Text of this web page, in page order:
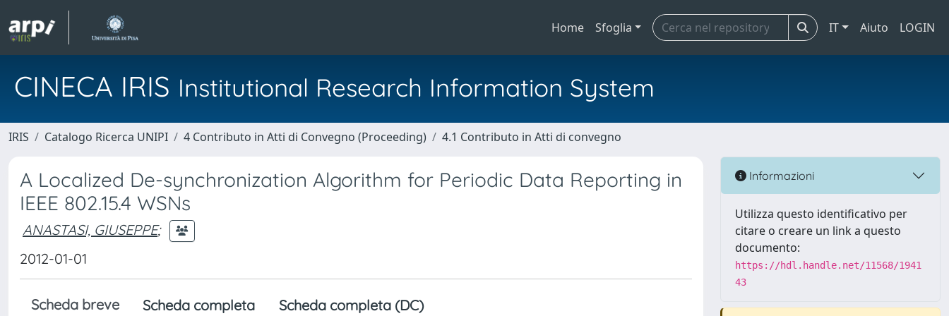
Home Sfoglia IT Aiuto LOGIN
CINECA IRIS Institutional Research Information System
IRIS Catalogo Ricerca UNIPI 4 Contributo in Atti di Convegno (Proceeding) 4.1 Contributo in Atti di convegno
A Localized De-synchronization Algorithm for Periodic Data Reporting in
IEEE 802.15.4 WSNs
ANASTASI, GIUSEPPE;
2012-01-01
Scheda breve Scheda completa Scheda completa (DC)
Informazioni
Utilizza questo identificativo per
citare o creare un link a questo
documento:
https://hdl.handle.net/11568/1941
43